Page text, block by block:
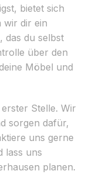
bietet sich
wir dir ein
das du selbst
über den
Möbel und
Stelle. Wir
sorgen dafür,
uns gerne
lass uns
planen.